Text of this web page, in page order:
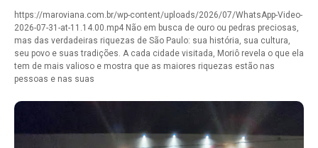
https://maroviana.com.br/wp-content/uploads/2026/07/WhatsApp-Video-
2026-07-31-at-11.14.00.mp4 Não em busca de ouro ou pedras preciosas,
mas das verdadeiras riquezas de São Paulo: sua história, sua cultura,
seu povo e suas tradições. A cada cidade visitada, Moriô revela o que ela
tem de mais valioso e mostra que as maiores riquezas estão nas
pessoas e nas suas